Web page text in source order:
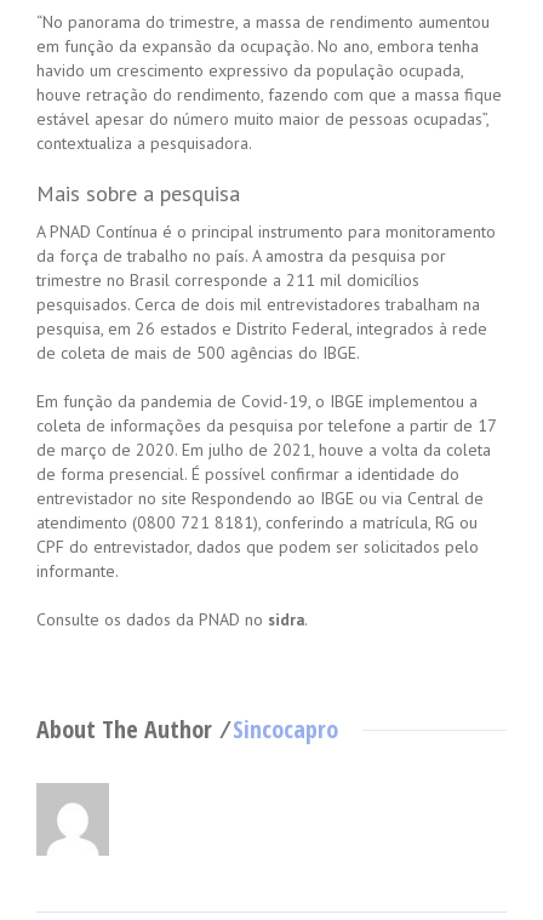
“No panorama do trimestre, a massa de rendimento aumentou
em função da expansão da ocupação. No ano, embora tenha
havido um crescimento expressivo da população ocupada,
houve retração do rendimento, fazendo com que a massa fique
estável apesar do número muito maior de pessoas ocupadas”,
contextualiza a pesquisadora.
Mais sobre a pesquisa
A PNAD Contínua é o principal instrumento para monitoramento
da força de trabalho no país. A amostra da pesquisa por
trimestre no Brasil corresponde a 211 mil domicílios
pesquisados. Cerca de dois mil entrevistadores trabalham na
pesquisa, em 26 estados e Distrito Federal, integrados à rede
de coleta de mais de 500 agências do IBGE.
Em função da pandemia de Covid-19, o IBGE implementou a
coleta de informações da pesquisa por telefone a partir de 17
de março de 2020. Em julho de 2021, houve a volta da coleta
de forma presencial. É possível confirmar a identidade do
entrevistador no site Respondendo ao IBGE ou via Central de
atendimento (0800 721 8181), conferindo a matrícula, RG ou
CPF do entrevistador, dados que podem ser solicitados pelo
informante.
Consulte os dados da PNAD no sidra.
About The Author ⁄Sincocapro